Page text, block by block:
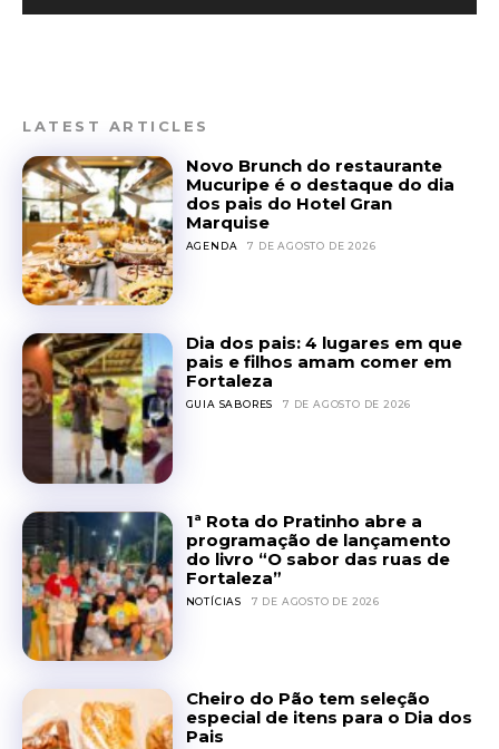
LATEST ARTICLES
Novo Brunch do restaurante
Mucuripe é o destaque do dia
dos pais do Hotel Gran
Marquise
AGENDA 7 DE AGOSTO DE 2026
Dia dos pais: 4 lugares em que
pais e filhos amam comer em
Fortaleza
GUIA SABORES 7 DE AGOSTO DE 2026
1ª Rota do Pratinho abre a
programação de lançamento
do livro “O sabor das ruas de
Fortaleza”
NOTÍCIAS 7 DE AGOSTO DE 2026
Cheiro do Pão tem seleção
especial de itens para o Dia dos
Pais